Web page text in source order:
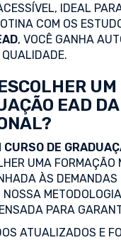
IDEAL
COM OS
, VOCÊ GANHA
UM
EAD
CURSO DE
UMA FORMAÇÃO
ÀS DEMANDAS
PARA
ATUALIZADOS E